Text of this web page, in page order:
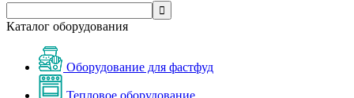

Каталог оборудования
Оборудование для фастфуд
Тепловое оборудование